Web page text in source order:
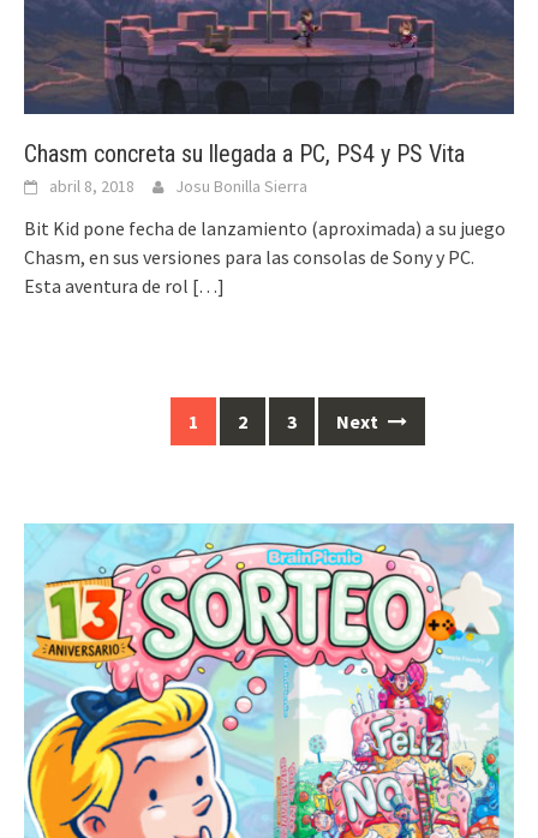
Chasm concreta su llegada a PC, PS4 y PS Vita
abril 8, 2018 Josu Bonilla Sierra
Bit Kid pone fecha de lanzamiento (aproximada) a su juego
Chasm, en sus versiones para las consolas de Sony y PC.
Esta aventura de rol […]
1 2 3 Next